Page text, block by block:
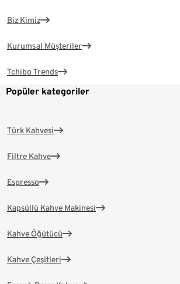
Biz Kimiz
Kurumsal Müşteriler
Tchibo Trends
Popüler kategoriler
Türk Kahvesi
Filtre Kahve
Espresso
Kapsüllü Kahve Makinesi
Kahve Öğütücü
Kahve Çeşitleri